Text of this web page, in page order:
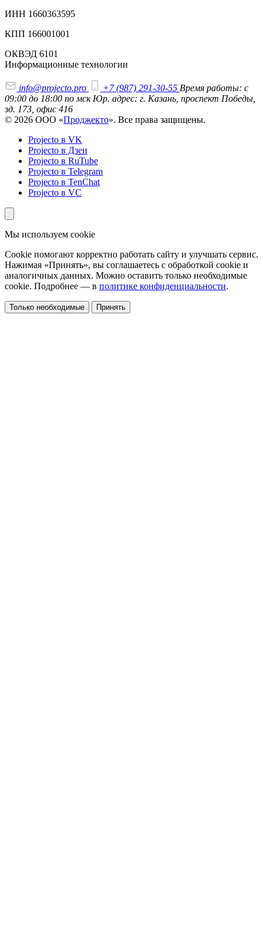
ИНН 1660363595
КПП 166001001
ОКВЭД 6101
Информационные технологии
info@projecto.pro +7 (987) 291-30-55 Время работы: с
09:00 до 18:00 по мск Юр. адрес: г. Казань, проспект Победы,
зд. 173, офис 416
© 2026 ООО «Проджекто». Все права защищены.
Projecto в VK
Projecto в Дзен
Projecto в RuTube
Projecto в Telegram
Projecto в TenChat
Projecto в VC
Мы используем cookie
Cookie помогают корректно работать сайту и улучшать сервис.
Нажимая «Принять», вы соглашаетесь с обработкой cookie и
аналогичных данных. Можно оставить только необходимые
cookie. Подробнее — в политике конфиденциальности.
Только необходимые Принять